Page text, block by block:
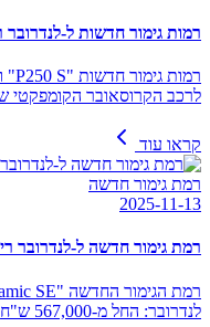
רמות גימור חדשות ל-לנדרובר
לרכב הקרוסאובר הקומפקטי של
קראו עוד
רמת גימור חדשה
2025-11-13
רמת גימור חדשה ל-לנדרובר
לנדרובר: החל מ-567,000 ש"ח